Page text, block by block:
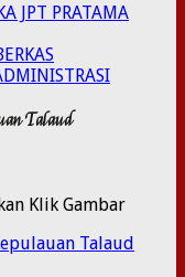
JPT PRATAMA
Talaud
Klik Gambar
Talaud